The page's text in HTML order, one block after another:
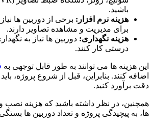
باشید.
هزینه نرم افزار: برخی از دوربین ها
برای مدیریت و مشاهده تصاویر دارند.
هزینه نگهداری: دوربین ها نیاز به
درستی کار کنند.
این هزینه ها می توانند به طور قابل توجهی به
اضافه کنند. بنابراین، قبل از شروع پروژه،
دقت برآورد کنید.
همچنین، در نظر داشته باشید که هزینه نصب و
ها، به پیچیدگی پروژه و تعداد دوربین ها